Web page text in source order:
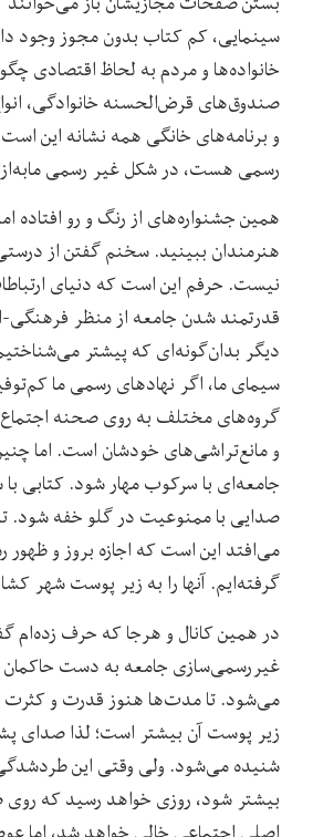
سینمایی، کم کتاب بدون مجوز وجود
خانواده‌ها و مردم به لحاظ اقتصادی
صندوق‌های قرض‌الحسنه خانوادگی،
و برنامه‌های خانگی همه نشانه این
رسمی هست، در شکل غیر رسمی
همین جشنواره‌های از رنگ و رو افتاده
هنرمندان ببینید. سخنم گفتن از
نیست. حرفم این است که دنیای
قدرتمند شدن جامعه از منظر
دیگر بدان‌گونه‌ای که پیشتر
سیمای ما، اگر نهادهای رسمی ما
گروه‌های مختلف به روی صحنه
و مانع‌تراشی‌های خودشان است. اما
جامعه‌ای با سرکوب مهار شود. کتابی
صدایی با ممنوعیت در گلو خفه شود.
می‌افتد این است که اجازه بروز و ظهور
گرفته‌ایم. آنها را به زیر پوست شهر
در همین کانال و هرجا که حرف زده‌ام
غیررسمی‌سازی جامعه به دست حاکمان
می‌شود. تا مدت‌ها هنوز قدرت و کثرت
زیر پوست آن بیشتر است؛ لذا صدای
شنیده می‌شود. ولی وقتی این
بیشتر شود، روزی خواهد رسید که روی